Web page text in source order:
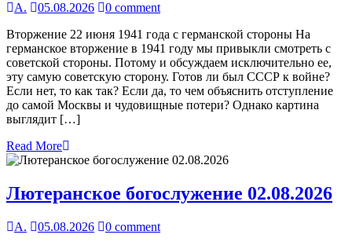
А. 05.08.2026
0 comment
Вторжение 22 июня 1941 года с германской стороны На
германское вторжение в 1941 году мы привыкли смотреть с
советской стороны. Потому и обсуждаем исключительно ее,
эту самую советскую сторону. Готов ли был СССР к войне?
Если нет, то как так? Если да, то чем объяснить отступление
до самой Москвы и чудовищные потери? Однако картина
выглядит […]
Read More
Лютеранское богослужение 02.08.2026
А. 05.08.2026
0 comment